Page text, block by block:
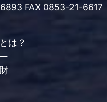
FAX 0853-21-6617
は？